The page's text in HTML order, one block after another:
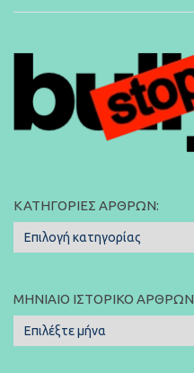
ΚΑΤΗΓΟΡΊΕΣ ΆΡΘΡΩΝ:
Κατηγορίες
Άρθρων:
ΜΗΝΙΑΊΟ ΙΣΤΟΡΙΚΌ ΆΡΘΡΩΝ
Μηνιαίο
Ιστορικό